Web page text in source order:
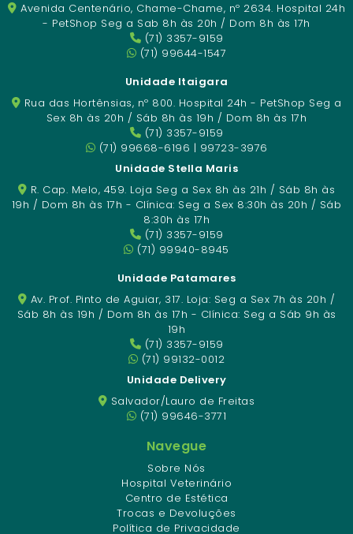
Avenida Centenário, Chame-Chame, nº 2634. Hospital 24h
- PetShop Seg a Sab 8h às 20h / Dom 8h às 17h
(71) 3357-9159
(71) 99644-1547
Unidade Itaigara
Rua das Hortênsias, nº 800. Hospital 24h - PetShop Seg a
Sex 8h às 20h / Sáb 8h às 19h / Dom 8h às 17h
(71) 3357-9159
(71) 99668-6196 | 99723-3976
Unidade Stella Maris
R. Cap. Melo, 459. Loja Seg a Sex 8h às 21h / Sáb 8h às
19h / Dom 8h às 17h - Clínica: Seg a Sex 8:30h às 20h / Sáb
8:30h às 17h
(71) 3357-9159
(71) 99940-8945
Unidade Patamares
Av. Prof. Pinto de Aguiar, 317. Loja: Seg a Sex 7h às 20h /
Sáb 8h às 19h / Dom 8h às 17h - Clínica: Seg a Sáb 9h às
19h
(71) 3357-9159
(71) 99132-0012
Unidade Delivery
Salvador/Lauro de Freitas
(71) 99646-3771
Navegue
Sobre Nós
Hospital Veterinário
Centro de Estética
Trocas e Devoluções
Política de Privacidade